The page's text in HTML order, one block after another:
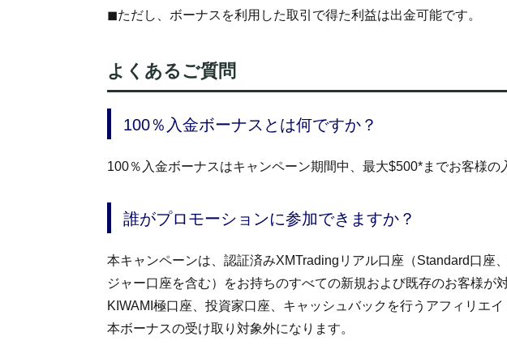
◼︎ただし、ボーナスを利用した取引で得た利益は出金可能です。
よくあるご質問
100％入金ボーナスとは何ですか？
100％入金ボーナスはキャンペーン期間中、最大$500*までお客様の
誰がプロモーションに参加できますか？
本キャンペーンは、認証済みXMTradingリアル口座（Standard口座
ジャー口座を含む）をお持ちのすべての新規および既存のお客様が
KIWAMI極口座、投資家口座、キャッシュバックを行うアフィリエイ
本ボーナスの受け取り対象外になります。